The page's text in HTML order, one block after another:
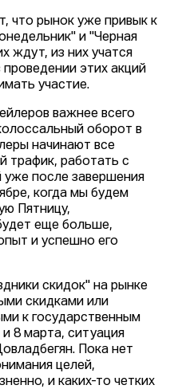
что рынок уже привык к
и "Черная
ждут, из них учатся
этих акций
участие.
важнее всего
оборот в
начинают все
трафик, работать с
уже после завершения
когда мы будем
Пятницу,
еще больше,
и успешно его
скидок" на рынке
скидками или
к государственным
8 марта, ситуация
Пока нет
целей,
и каких-то четких